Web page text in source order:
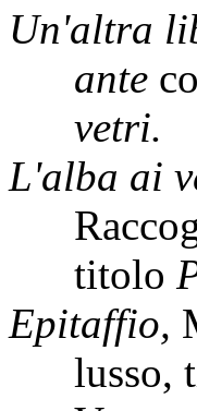
Un'altra
ante
vetri.
L'alba ai
titolo
Epitaffio,
lusso,